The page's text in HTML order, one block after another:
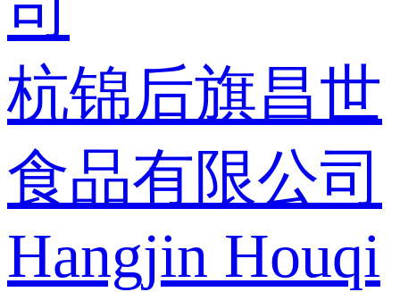
杭锦后旗昌世
食品有限公司
Hangjin Houqi